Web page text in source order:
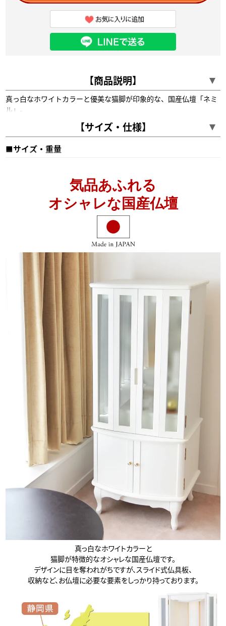
料でおこないますので、安心で便利なサービスです。当日、お届け前に
ドライバーから電話連絡があるので安心してお待ちください。
お仏壇引取りサービス:
使用していた古いお仏壇・祖霊舎のお引き取り＆処分をさせていただく
お焚きあげ供養※引き取りサービスご利用の方のみ:
【商品説明】
真っ白なホワイトカラーと優美な猫脚が印象的な、国産仏壇「ネミ
ル」。
閉じても内部の内陣がうっすらと見える、洗練されたデザインで
や洋室にも合わせやすいお仏壇です。静岡県で丁寧に製作され、ス
【サイズ・仕様】
■サイズ・重量
■お位牌・仏具の推奨サイズ
31cm前後
仏具
3.0～3.5寸
日本（静岡県）
正面表面材
台輪：MDF／戸板：MDF
主芯材
MDF
表面仕上げ
ウレタン仕上げ
LEDライト／スライド式仏具板／引き出し／下台
収納
すべてのご宗派でお祀りいただけます。
曹洞宗 真言宗 浄土真宗 西 東 本願寺派 大谷派 日
蓮宗 浄土宗 時宗 天台宗 臨済宗 妙心寺派 禅宗 無
※お仏壇のみの販売です。仏具類・仏壇台は付属しません。
※実際のサイズと若干異なる場合がございます。
※実際の商品と色味が若干異なって見える場合がございます。
※商品仕様につきましては予告なく変更することがございます。予
めご了承ください。
※お仏壇の設置の説明書、お仏壇の基本的な飾り方はこちら
気品あふれる
オシャレな国産仏壇
真っ白なホワイトカラーと
猫脚が特徴的なオシャレな国産仏壇です。
デザインに目を奪われがちですが、スライド式仏具板、
収納など、お仏壇に必要な要素をしっかり持っております。